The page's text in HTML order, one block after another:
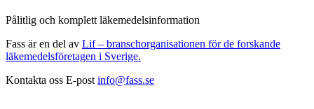
Pålitlig och komplett läkemedelsinformation
Fass är en del av Lif – branschorganisationen för de forskande
läkemedelsföretagen i Sverige.
Kontakta oss E-post info@fass.se